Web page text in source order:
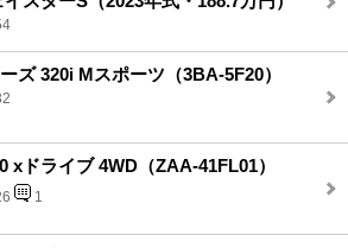
ズ 320i Mスポーツ（3BA-5F20）
xドライブ 4WD（ZAA-41FL01）
1